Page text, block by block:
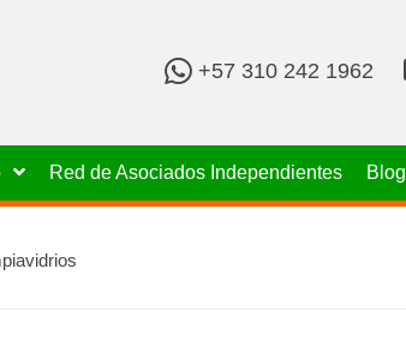
+
0
2
+57 310 242 1962
Red de Asociados Independientes Blog